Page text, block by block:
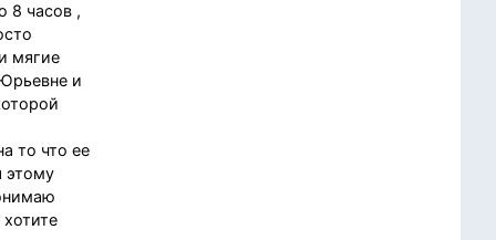
8 часов ,
мягие
и
то что ее
этому